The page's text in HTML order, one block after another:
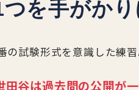
を手がか
試験形式を意識した練習
谷は過去問の公開が